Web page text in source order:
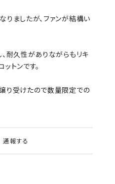
ましたが、ファンが結構い
耐久性がありながらもリキ
トンです。
り受けたので数量限定での
通報する